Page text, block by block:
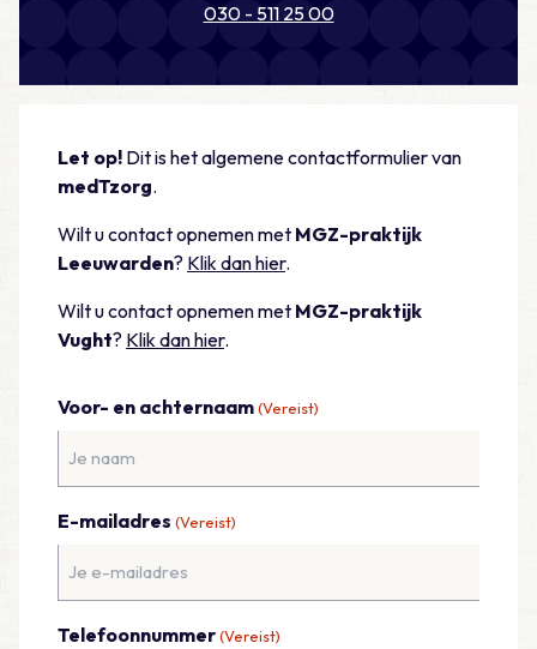
030 - 511 25 00
Let op! Dit is het algemene contactformulier van
medTzorg.
Wilt u contact opnemen met MGZ-praktijk
Leeuwarden? Klik dan hier.
Wilt u contact opnemen met MGZ-praktijk
Vught? Klik dan hier.
Voor- en achternaam (Vereist)
E-mailadres (Vereist)
Telefoonnummer (Vereist)